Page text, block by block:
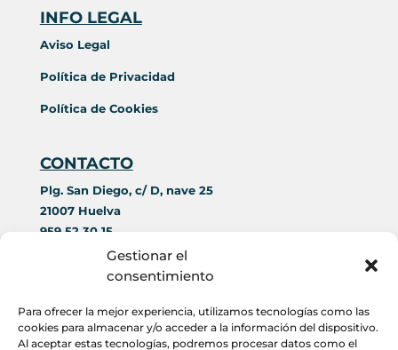
Gestionar el
consentimiento
Para ofrecer la mejor experiencia, utilizamos tecnologías como las
cookies para almacenar y/o acceder a la información del dispositivo.
Al aceptar estas tecnologías, podremos procesar datos como el
INFO LEGAL
Aviso Legal
Política de Privacidad
Política de Cookies
CONTACTO
Plg. San Diego, c/ D, nave 25
21007 Huelva
959 52 30 15
644 42 69 89
contacto@acorim.es
HORARIO